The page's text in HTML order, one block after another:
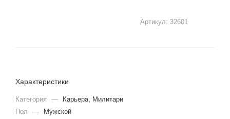
Артикул: 32601
Характеристики
Категория —
Карьера, Милитари
Пол
—
Мужской